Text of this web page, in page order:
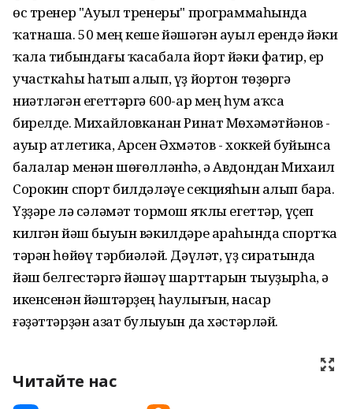
өс тренер "Ауыл тренеры" программаһында
ҡатнаша. 50 мең кеше йәшәгән ауыл ерендә йәки
ҡала тибындағы ҡасабала йорт йәки фатир, ер
участкаһы һатып алып, үҙ йортон төҙөргә
ниәтләгән егеттәргә 600-ар мең һум аҡса
бирелде. Михайловканан Ринат Мөхәмәтйәнов -
ауыр атлетика, Арсен Әхмәтов - хоккей буйынса
балалар менән шөғөлләнһә, ә Авдондан Михаил
Сорокин спорт билдәләүе секцияһын алып бара.
Үҙҙәре лә сәләмәт тормош яҡлы егеттәр, үҫеп
килгән йәш быуын вәкилдәре араһында спортҡа
тәрән һөйөү тәрбиәләй. Дәүләт, үҙ сиратында
йәш белгестәргә йәшәү шарттарын тыуҙырһа, ә
икенсенән йәштәрҙең һаулығын, насар
ғәҙәттәрҙән азат булыуын да хәстәрләй.
Читайте нас